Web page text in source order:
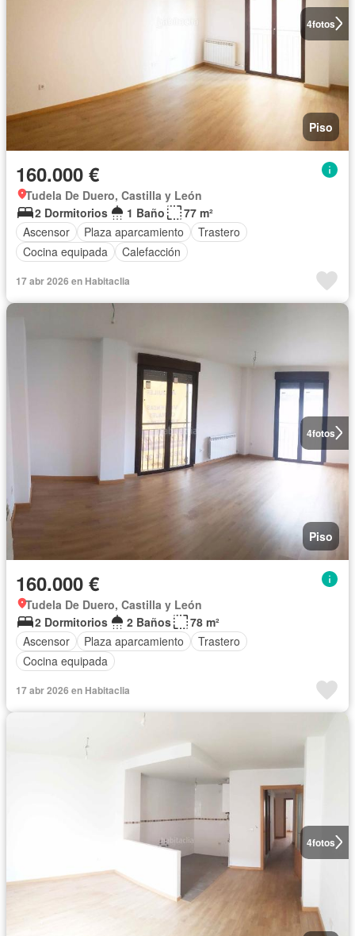
4fotos
Piso
160.000 €
Tudela De Duero, Castilla y León
2 Dormitorios
1 Baño
77 m²
Ascensor
Plaza aparcamiento
Trastero
Cocina equipada
Calefacción
17 abr 2026 en Habitaclia
4fotos
Piso
160.000 €
Tudela De Duero, Castilla y León
2 Dormitorios
2 Baños
78 m²
Ascensor
Plaza aparcamiento
Trastero
Cocina equipada
17 abr 2026 en Habitaclia
4fotos